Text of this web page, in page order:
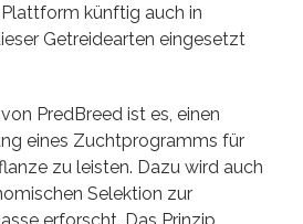
künftig auch in
Getreidearten eingesetzt
PredBreed ist es, einen
eines Zuchtprogramms für
zu leisten. Dazu wird auch
Selektion zur
erforscht. Das Prinzip